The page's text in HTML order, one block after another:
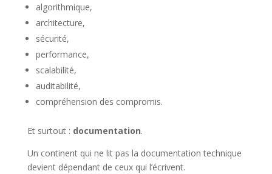
algorithmique,
architecture,
sécurité,
performance,
scalabilité,
auditabilité,
compréhension des compromis.
Et surtout : documentation.
Un continent qui ne lit pas la documentation technique
devient dépendant de ceux qui l’écrivent.